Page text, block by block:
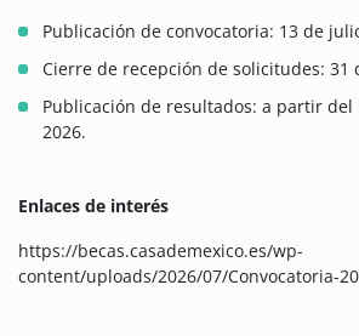
Publicación de convocatoria: 13 de
Cierre de recepción de solicitudes: 31
Publicación de resultados: a partir
2026.
Enlaces de interés
https://becas.casademexico.es/wp-
content/uploads/2026/07/Convocatoria-